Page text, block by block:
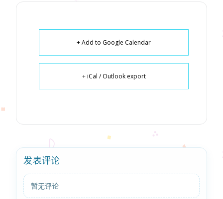
+ Add to Google Calendar
+ iCal / Outlook export
发表评论
暂无评论